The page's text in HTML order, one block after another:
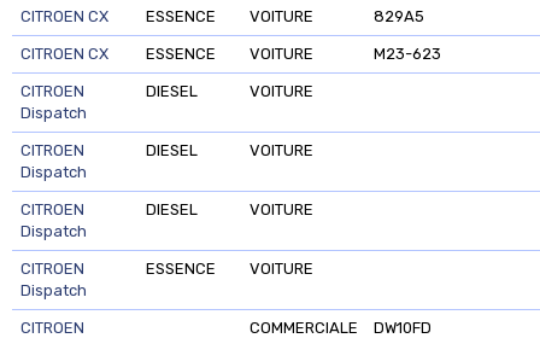
CITROEN CX ESSENCE VOITURE 829A5
CITROEN CX ESSENCE VOITURE M23-623
CITROEN
Dispatch
DIESEL VOITURE
CITROEN
Dispatch
DIESEL VOITURE
CITROEN
Dispatch
DIESEL VOITURE
CITROEN
Dispatch
ESSENCE VOITURE
CITROEN
COMMERCIALE DW10FD